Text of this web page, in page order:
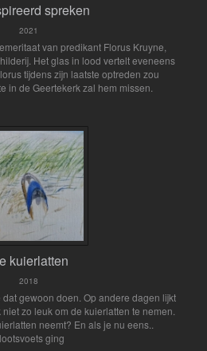
spreken
2021
van predikant Florus Kruyne,
Het glas in lood vertelt eveneens
tijdens zijn laatste optreden zou
in de Geertekerk zal hem missen.
kuierlatten
2018
gewoon doen. Op andere dagen lijkt
zo leuk om de kuierlatten te nemen.
neemt? En als je nu eens..
ging